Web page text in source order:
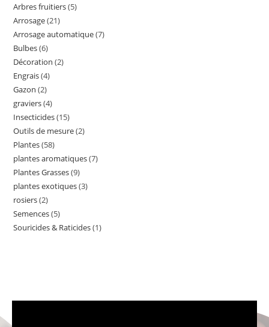
Arbres fruitiers 5
Arrosage 21
Arrosage automatique 7
Bulbes 6
Décoration 2
Engrais 4
Gazon 2
graviers 4
Insecticides 15
Outils de mesure 2
Plantes 58
plantes aromatiques 7
Plantes Grasses 9
plantes exotiques 3
rosiers 2
Semences 5
Souricides & Raticides 1